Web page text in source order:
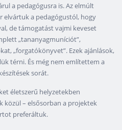
a pedagógusra is. Az elmúlt
elvártuk a pedagógustól, hogy
de támogatást vajmi keveset
„tananyagmuníciót”,
„forgatókönyvet”. Ezek ajánlások,
térni. És még nem említettem a
sorát.
életszerű helyzetekben
közül – elsősorban a projektek
preferáltuk.